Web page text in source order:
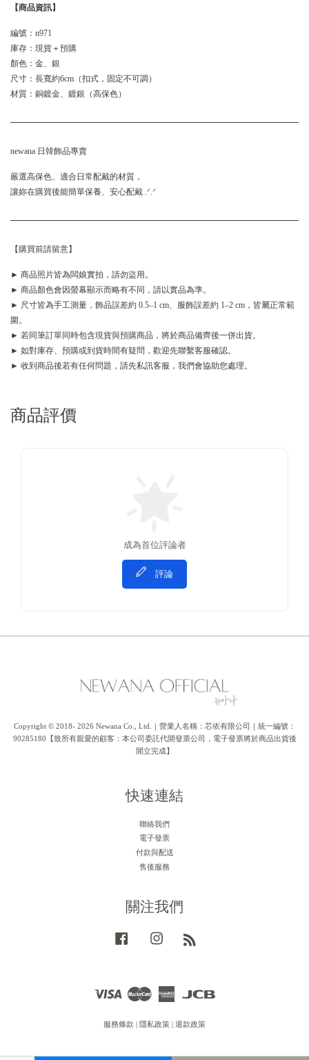
【商品資訊】
編號：n971
庫存：現貨＋預購
顏色：金、銀
尺寸：長寬約6cm（扣式，固定不可調）
材質：銅鍍金、鍍銀（高保色）
newana 日韓飾品專賣
嚴選高保色、適合日常配戴的材質，
讓妳在購買後能簡單保養、安心配戴 .ᐟ.ᐟ
【購買前請留意】
► 商品照片皆為闆娘實拍，請勿盜用。
► 商品顏色會因螢幕顯示而略有不同，請以實品為準。
► 尺寸皆為手工測量，飾品誤差約 0.5–1 cm、服飾誤差約 1–2 cm，皆屬正常範
圍。
► 若同筆訂單同時包含現貨與預購商品，將於商品備齊後一併出貨。
► 如對庫存、預購或到貨時間有疑問，歡迎先聯繫客服確認。
► 收到商品後若有任何問題，請先私訊客服，我們會協助您處理。
商品評價
成為首位評論者
評論
Copyright © 2018- 2026 Newana Co., Ltd.｜營業人名稱：芯依有限公司｜統一編號：
90285180【致所有親愛的顧客：本公司委託代開發票公司，電子發票將於商品出貨後
開立完成】
快速連結
聯絡我們
電子發票
付款與配送
售後服務
關注我們
Facebook Instagram
Visa
American
服務條款 | 隱私政策 | 退款政策